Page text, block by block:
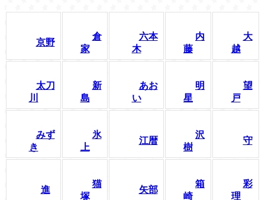
京野
倉
家
六本
木
内
藤
大
越
太刀
川
新
島
あお
い
明
星
望
戸
みず
き
氷
上
江暦
沢
樹
守
進
猫
塚
矢部
箱
崎
彩
理